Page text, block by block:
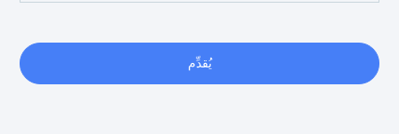
يُقدِّم